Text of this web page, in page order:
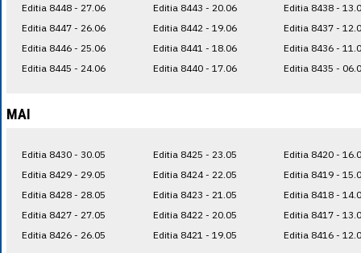
Editia 8448 - 27.06
Editia 8447 - 26.06
Editia 8446 - 25.06
Editia 8445 - 24.06
Editia 8443 - 20.06
Editia 8442 - 19.06
Editia 8441 - 18.06
Editia 8440 - 17.06
Editia 8438 -
Editia 8437 -
Editia 8436 -
Editia 8435 -
MAI
Editia 8430 - 30.05
Editia 8429 - 29.05
Editia 8428 - 28.05
Editia 8427 - 27.05
Editia 8426 - 26.05
Editia 8425 - 23.05
Editia 8424 - 22.05
Editia 8423 - 21.05
Editia 8422 - 20.05
Editia 8421 - 19.05
Editia 8420 -
Editia 8419 -
Editia 8418 -
Editia 8417 -
Editia 8416 -